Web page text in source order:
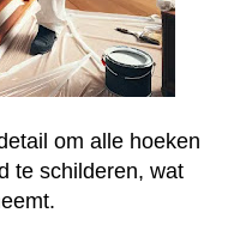
om alle hoeken
te schilderen, wat